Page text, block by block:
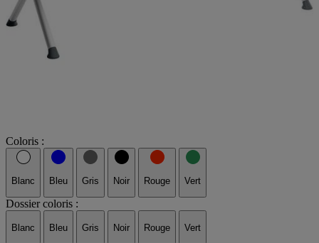
Coloris :
Blanc Bleu Gris Noir Rouge Vert
Dossier coloris :
Blanc Bleu Gris Noir Rouge Vert